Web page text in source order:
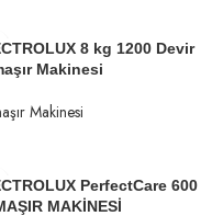
8 kg 1200 Devir
Makinesi
Makinesi
PerfectCare 600
MAKİNESİ